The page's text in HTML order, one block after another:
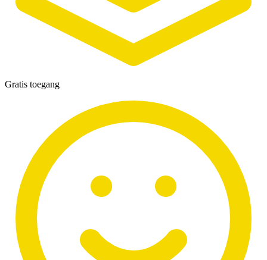
Gratis toegang